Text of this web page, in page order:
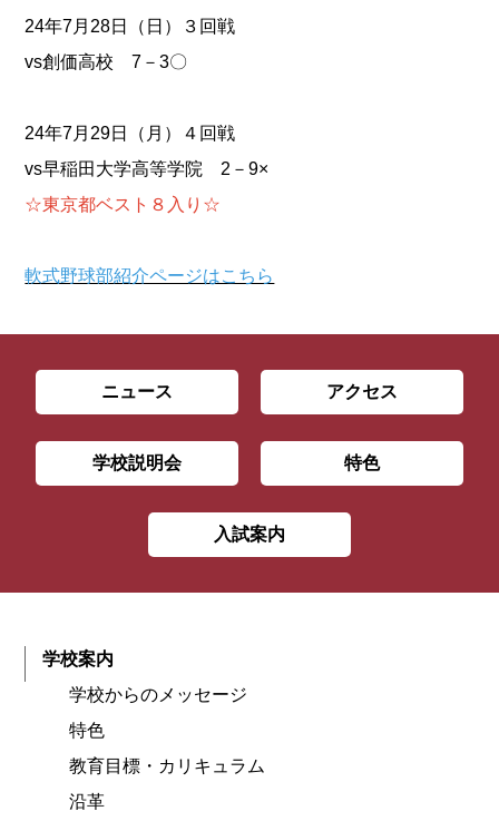
24年7月28日（日）３回戦
vs創価高校 7－3〇
24年7月29日（月）４回戦
vs早稲田大学高等学院 2－9×
☆東京都ベスト８入り☆
軟式野球部紹介ページはこちら
ニュース アクセス
学校説明会 特色
入試案内
学校案内
学校からのメッセージ
特色
教育目標・カリキュラム
沿革